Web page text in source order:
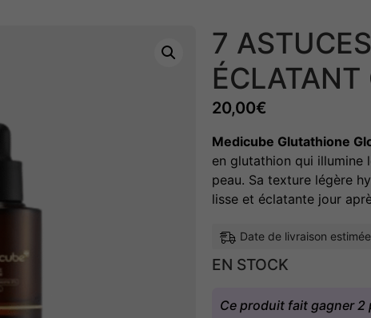
7
20,00€
Medicube Glutathione
en glutathion qui illumine
peau. Sa texture légère
lisse et éclatante jour
Date de livraison
EN STOCK
Ce produit fait gagner 2